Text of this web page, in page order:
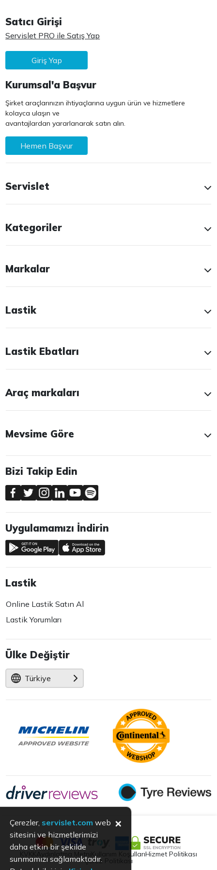
Satıcı Girişi
Servislet PRO ile Satış Yap
Giriş Yap
Kurumsal'a Başvur
Şirket araçlarınızın ihtiyaçlarına uygun ürün ve hizmetlere
kolayca ulaşın ve
avantajlardan yararlanarak satın alın.
Hemen Başvur
Servislet
Kategoriler
Markalar
Lastik
Lastik Ebatları
Araç markaları
Mevsime Göre
Bizi Takip Edin
Uygulamamızı İndirin
Lastik
Online Lastik Satın Al
Lastik Yorumları
Ülke Değiştir
Türkiye
Aydınlatma Metni Kullanım KoşullarıHizmet Politikası
Çerez Politikası
Çerezler, servislet.com web
sitesini ve hizmetlerimizi
daha etkin bir şekilde
sunmamızı sağlamaktadır.
×